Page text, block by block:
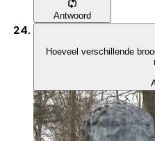
Antwoord
Hoeveel verschillende